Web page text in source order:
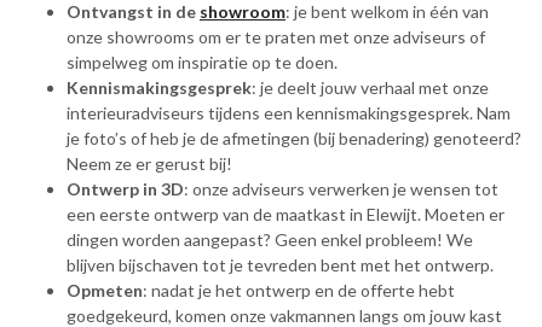
Ontvangst in de showroom: je bent welkom in één van
onze showrooms om er te praten met onze adviseurs of
simpelweg om inspiratie op te doen.
Kennismakingsgesprek: je deelt jouw verhaal met onze
interieuradviseurs tijdens een kennismakingsgesprek. Nam
je foto’s of heb je de afmetingen (bij benadering) genoteerd?
Neem ze er gerust bij!
Ontwerp in 3D: onze adviseurs verwerken je wensen tot
een eerste ontwerp van de maatkast in Elewijt. Moeten er
dingen worden aangepast? Geen enkel probleem! We
blijven bijschaven tot je tevreden bent met het ontwerp.
Opmeten: nadat je het ontwerp en de offerte hebt
goedgekeurd, komen onze vakmannen langs om jouw kast